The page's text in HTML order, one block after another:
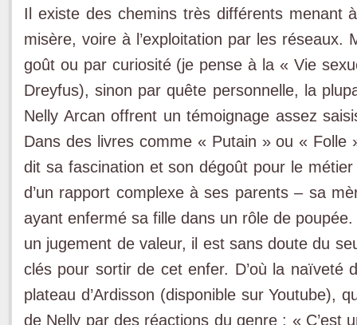
Il existe des chemins très différents menant
misère, voire à l’exploitation par les
goût ou par curiosité (je pense à la « Vie
Dreyfus), sinon par quête personnelle, la
Nelly Arcan offrent un témoignage assez
Dans des livres comme « Putain » ou « Folle
dit sa fascination et son dégoût pour le
d’un rapport complexe à ses parents – sa
ayant enfermé sa fille dans un rôle de
un jugement de valeur, il est sans doute du
clés pour sortir de cet enfer. D’où la naïveté
plateau d’Ardisson (disponible sur Youtube),
de Nelly par des réactions du genre : « C’est